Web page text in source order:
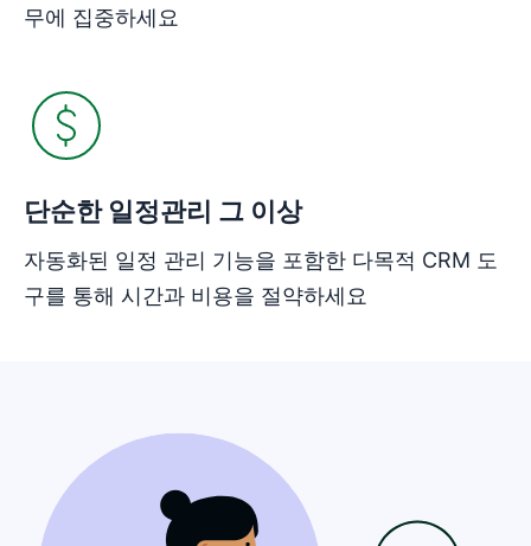
무에 집중하세요
단순한 일정관리 그 이상
자동화된 일정 관리 기능을 포함한 다목적 CRM 도
구를 통해 시간과 비용을 절약하세요